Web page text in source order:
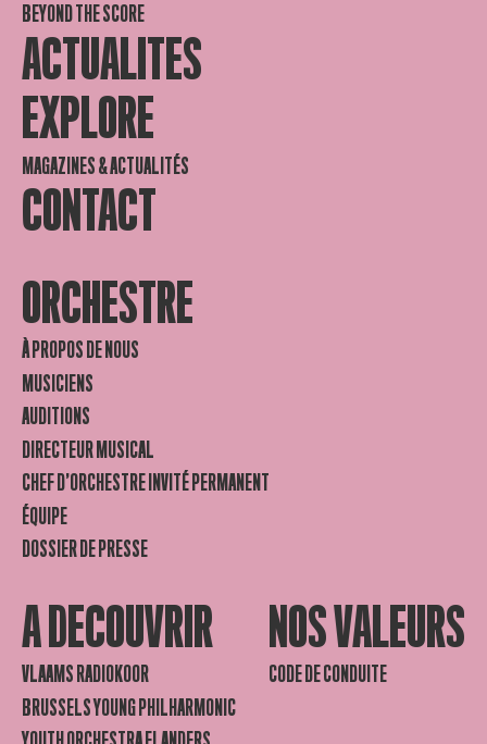
BEYOND THE SCORE
ACTUALITES
EXPLORE
MAGAZINES & ACTUALITÉS
CONTACT
ORCHESTRE
À PROPOS DE NOUS
MUSICIENS
AUDITIONS
DIRECTEUR MUSICAL
CHEF D’ORCHESTRE INVITÉ PERMANENT
ÉQUIPE
DOSSIER DE PRESSE
A DECOUVRIR
VLAAMS RADIOKOOR
BRUSSELS YOUNG PHILHARMONIC
NOS VALEURS
CODE DE CONDUITE